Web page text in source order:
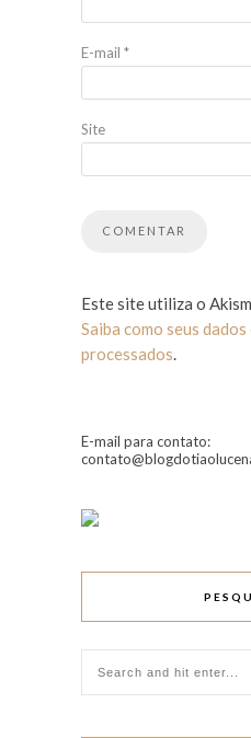
E-mail *
Site
Este site utiliza o
Saiba como seus
processados.
E-mail para contato: